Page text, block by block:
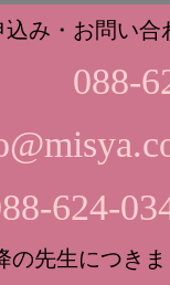
み・お問い合
088-
624-
の先生につき